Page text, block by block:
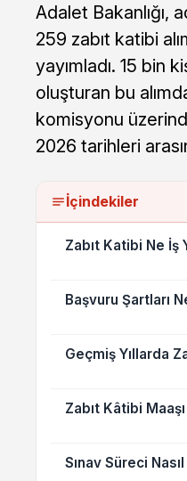
Adalet Bakanlığı,
259 zabıt katibi
yayımladı. 15 bin
oluşturan bu
komisyonu
2026 tarihleri
İçindekiler
Zabıt Katibi Ne İş
Başvuru Şartları
Geçmiş Yıllarda
Zabıt Kâtibi
Sınav Süreci